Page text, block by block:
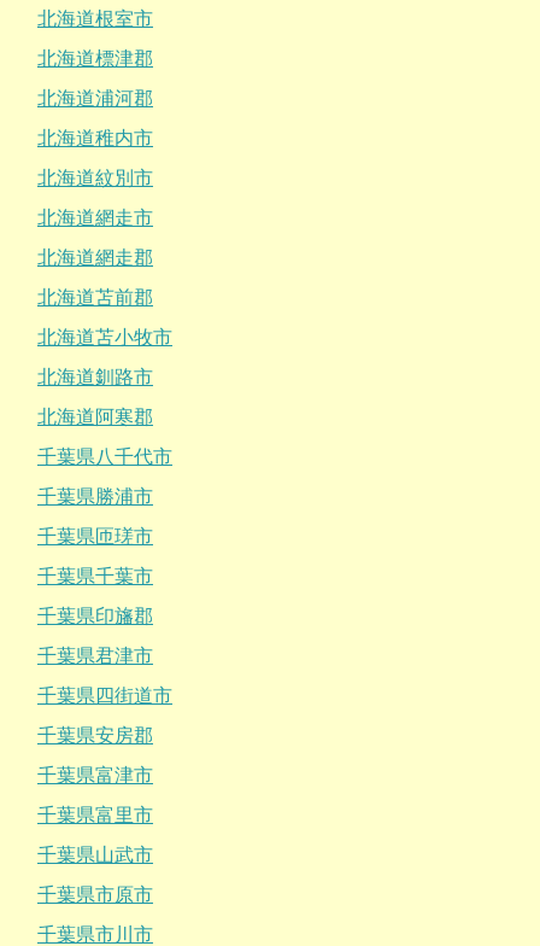
北海道根室市
北海道標津郡
北海道浦河郡
北海道稚内市
北海道紋別市
北海道網走市
北海道網走郡
北海道苫前郡
北海道苫小牧市
北海道釧路市
北海道阿寒郡
千葉県八千代市
千葉県勝浦市
千葉県匝瑳市
千葉県千葉市
千葉県印旛郡
千葉県君津市
千葉県四街道市
千葉県安房郡
千葉県富津市
千葉県富里市
千葉県山武市
千葉県市原市
千葉県市川市